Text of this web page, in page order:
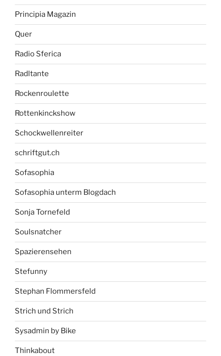
Principia Magazin
Quer
Radio Sferica
Radltante
Rockenroulette
Rottenkinckshow
Schockwellenreiter
schriftgut.ch
Sofasophia
Sofasophia unterm Blogdach
Sonja Tornefeld
Soulsnatcher
Spazierensehen
Stefunny
Stephan Flommersfeld
Strich und Strich
Sysadmin by Bike
Thinkabout